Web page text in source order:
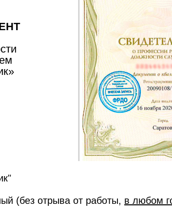
(без отрыва от работы, в любом